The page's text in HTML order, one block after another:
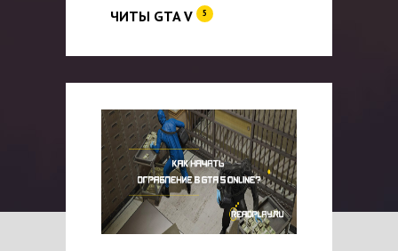
ЧИТЫ GTA V 5